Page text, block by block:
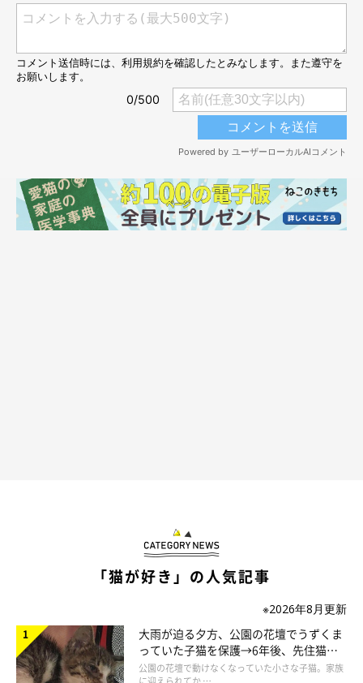
「猫が好き」の人気記事
※2026年8月更新
大雨が迫る夕方、公園の花壇でうずくま
っていた子猫を保護→6年後、先住猫
と“姉妹”のような関係に
公園の花壇で動けなくなっていた小さな子猫。家族